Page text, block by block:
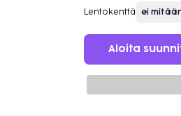
Lentokenttä
Aloita